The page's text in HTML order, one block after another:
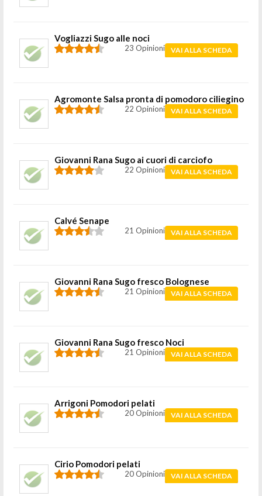
Vogliazzi Sugo alle noci
23 Opinioni VAI ALLA SCHEDA
Agromonte Salsa pronta di pomodoro ciliegino
22 Opinioni VAI ALLA SCHEDA
Giovanni Rana Sugo ai cuori di carciofo
22 Opinioni VAI ALLA SCHEDA
Calvé Senape
21 Opinioni VAI ALLA SCHEDA
Giovanni Rana Sugo fresco Bolognese
21 Opinioni VAI ALLA SCHEDA
Giovanni Rana Sugo fresco Noci
21 Opinioni VAI ALLA SCHEDA
Arrigoni Pomodori pelati
20 Opinioni VAI ALLA SCHEDA
Cirio Pomodori pelati
20 Opinioni VAI ALLA SCHEDA